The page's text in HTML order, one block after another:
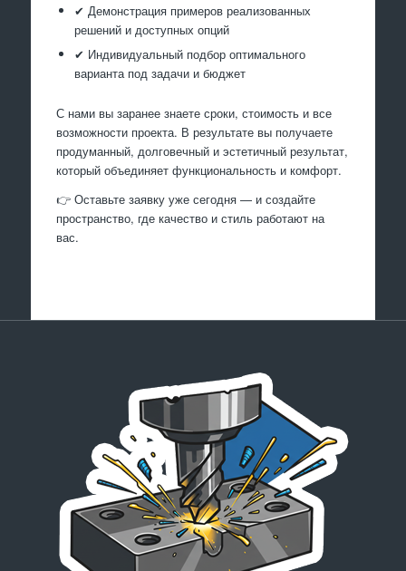
✔ Демонстрация примеров реализованных
решений и доступных опций
✔ Индивидуальный подбор оптимального
варианта под задачи и бюджет
С нами вы заранее знаете сроки, стоимость и все
возможности проекта. В результате вы получаете
продуманный, долговечный и эстетичный результат,
который объединяет функциональность и комфорт.
👉 Оставьте заявку уже сегодня — и создайте
пространство, где качество и стиль работают на
вас.